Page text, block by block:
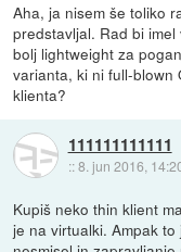
Aha, ja nisem še toliko
predstavljal. Rad bi
bolj lightweight za
varianta, ki ni full-blown
klienta?
111111111111
::8. jun 2016,
Kupiš neko thin klient
je na virtualki. Ampak